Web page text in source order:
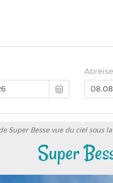
Super Besse vue du ciel sous
Super